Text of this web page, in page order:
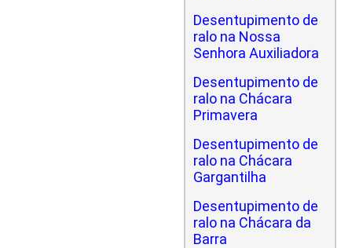
Desentupimento de
ralo na Nossa
Senhora Auxiliadora
Desentupimento de
ralo na Chácara
Primavera
Desentupimento de
ralo na Chácara
Gargantilha
Desentupimento de
ralo na Chácara da
Barra